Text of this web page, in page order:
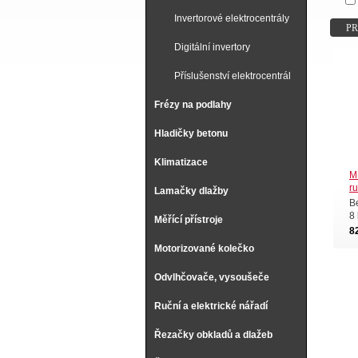
Invertorové elektrocentrály
Digitální invertory
Příslušenství elektrocentrál
Frézy na podlahy
Hladičky betonu
Klimatizace
Lamačky dlažby
Měřící přístroje
Motorizované kolečko
Odvlhčovače, vysoušeče
Ruční a elektrické nářadí
Řezačky obkladů a dlažeb
V
Velmi
lodí,
8